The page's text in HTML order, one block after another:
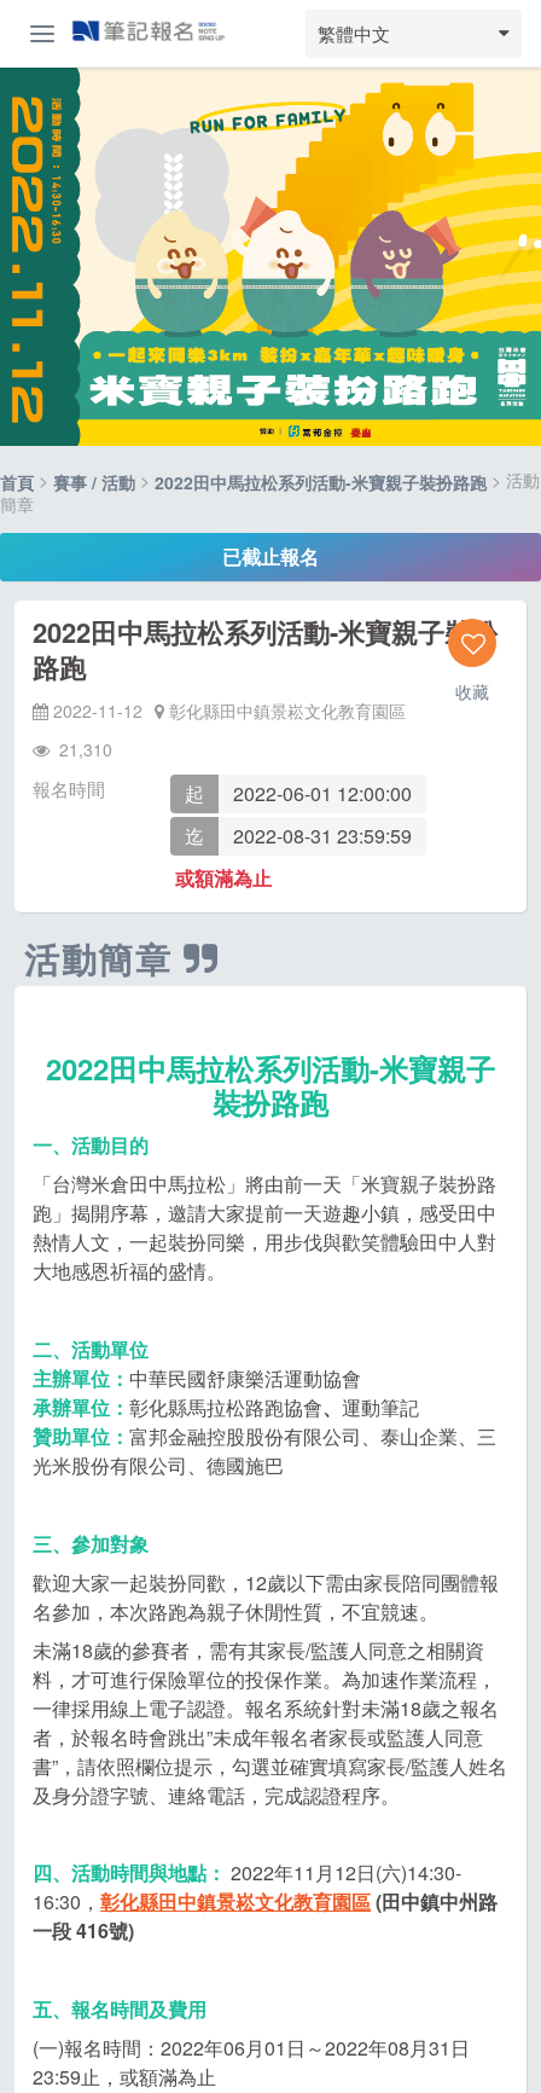
繁體中文
首頁 > 賽事 / 活動 > 2022田中馬拉松系列活動-米寶親子裝扮路跑 > 活動
簡章
已截止報名
收藏
2022田中馬拉松系列活動-米寶親子裝扮
路跑
2022-11-12
彰化縣田中鎮景崧文化教育園區
21,310
報名時間 起
2022-06-01 12:00:00
迄
2022-08-31 23:59:59
或額滿為止
活動簡章
2022田中馬拉松系列活動-米寶親子
裝扮路跑
一、活動目的
「台灣米倉田中馬拉松」將由前一天「米寶親子裝扮路
跑」揭開序幕，邀請大家提前一天遊趣小鎮，感受田中
熱情人文，一起裝扮同樂，用步伐與歡笑體驗田中人對
大地感恩祈福的盛情。
二、活動單位
主辦單位： 中華民國舒康樂活運動協會
承辦單位： 彰化縣馬拉松路跑協會、 運動筆記
贊助單位： 富邦金融控股股份有限公司、泰山企業、三
光米股份有限公司、德國施巴
三、參加對象
歡迎大家一起裝扮同歡，12歲以下需由家長陪同團體報
名參加，本次路跑為親子休閒性質，不宜競速。
未滿18歲的參賽者，需有其家長/監護人同意之相關資
料，才可進行保險單位的投保作業。為加速作業流程，
一律採用線上電子認證。報名系統針對未滿18歲之報名
者，於報名時會跳出”未成年報名者家長或監護人同意
書”，請依照欄位提示，勾選並確實填寫家長/監護人姓名
及身分證字號、連絡電話，完成認證程序。
四、活動時間與地點： 2022年11月12日(六)14:30-
16:30， 彰化縣田中鎮景崧文化教育園區(田中鎮中州路
一段 416號)
五、報名時間及費用
(一)報名時間：2022年06月01日～2022年08月31日
23:59止，或額滿為止